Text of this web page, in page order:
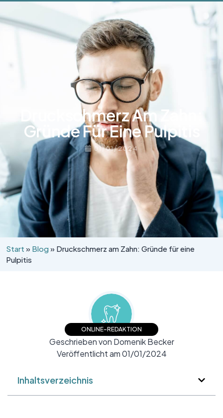
Druckschmerz Am Zahn:
Gründe Für Eine Pulpitis
01/01/2024
Start » Blog» Druckschmerz am Zahn: Gründe für eine
Pulpitis
ONLINE-REDAKTION
Geschrieben von Domenik Becker
Veröffentlicht am 01/01/2024
Inhaltsverzeichnis